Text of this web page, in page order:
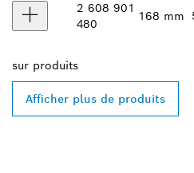
2 608 901
480
168 mm
sur produits
Afficher plus de produits